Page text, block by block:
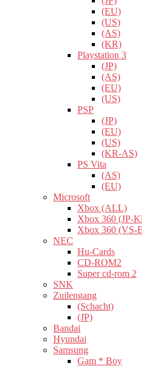
(EU)
(US)
(AS)
(KR)
Playstation 3
(JP)
(AS)
(EU)
(US)
PSP
(JP)
(EU)
(US)
(KR-AS)
PS Vita
(AS)
(EU)
Microsoft
Xbox (ALL)
Xbox 360 (JP-
Xbox 360 (VS-
NEC
Hu-Cards
CD-ROM2
Super cd-rom 2
SNK
Zuilengang
(Schacht)
(JP)
Bandai
Hyundai
Samsung
Gam * Boy